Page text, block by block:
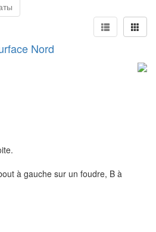
Nord
à gauche sur un foudre, B à